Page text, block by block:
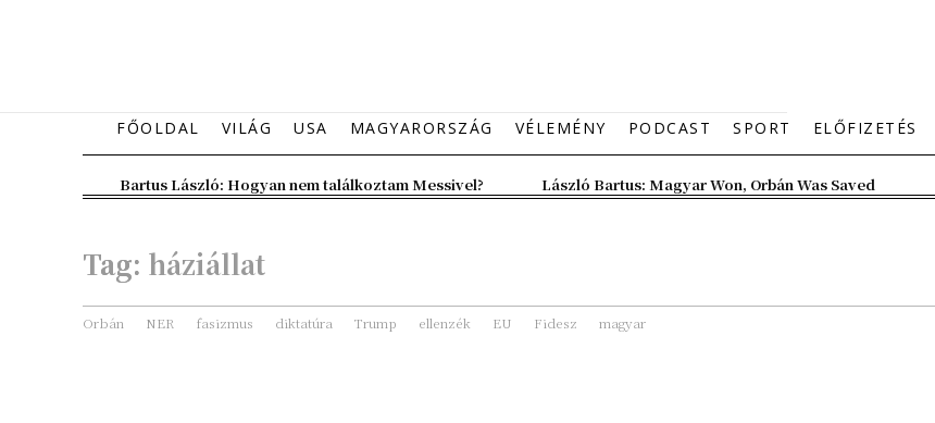
FŐOLDAL VILÁG USA MAGYARORSZÁG VÉLEMÉNY PODCAST SPORT ELŐFIZETÉS
Bartus László: Hogyan nem találkoztam Messivel? László Bartus: Magyar Won, Orbán Was Saved
Tag: háziállat
Orbán NER fasizmus diktatúra Trump ellenzék EU Fidesz magyar